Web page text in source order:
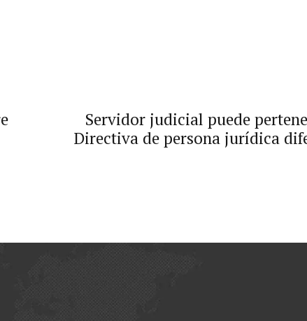
Servidor judicial puede
Directiva de persona jurídica